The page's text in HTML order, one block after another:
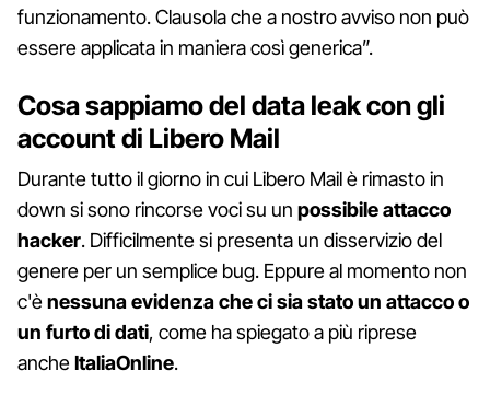
funzionamento. Clausola che a nostro avviso non può
essere applicata in maniera così generica”.
Cosa sappiamo del data leak con gli
account di Libero Mail
Durante tutto il giorno in cui Libero Mail è rimasto in
down si sono rincorse voci su un possibile attacco
hacker. Difficilmente si presenta un disservizio del
genere per un semplice bug. Eppure al momento non
c'ènessuna evidenza che ci sia stato un attacco o
un furto di dati, come ha spiegato a più riprese
ancheItaliaOnline.